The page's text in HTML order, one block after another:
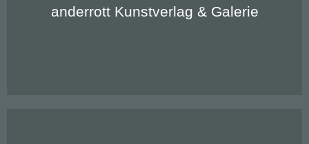
anderrott Kunstverlag & Galerie